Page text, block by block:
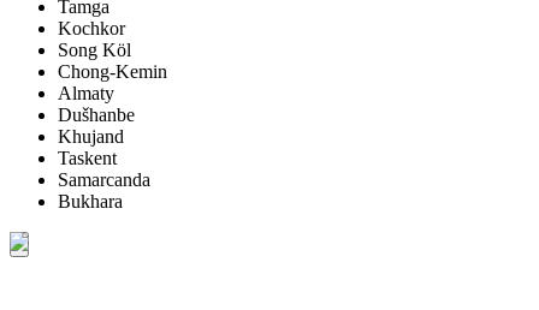
Tamga
Kochkor
Song Köl
Chong-Kemin
Almaty
Dušhanbe
Khujand
Taskent
Samarcanda
Bukhara